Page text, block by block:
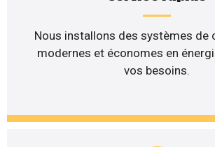
Nous installons des systèmes de
modernes et économes en
vos besoins.